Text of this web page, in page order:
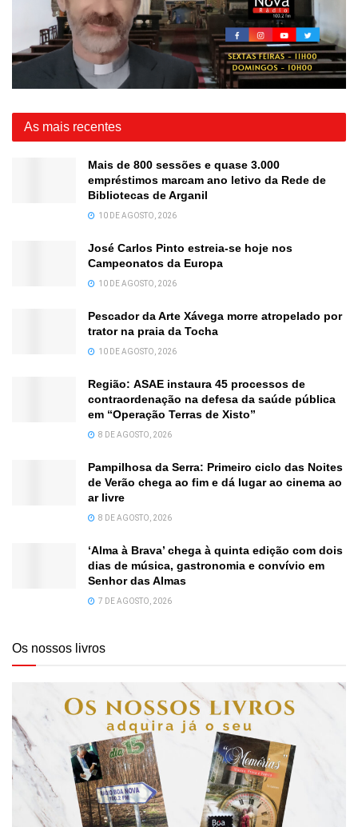
As mais recentes
Mais de 800 sessões e quase 3.000
empréstimos marcam ano letivo da Rede de
Bibliotecas de Arganil
10 DE AGOSTO, 2026
José Carlos Pinto estreia-se hoje nos
Campeonatos da Europa
10 DE AGOSTO, 2026
Pescador da Arte Xávega morre atropelado por
trator na praia da Tocha
10 DE AGOSTO, 2026
Região: ASAE instaura 45 processos de
contraordenação na defesa da saúde pública
em “Operação Terras de Xisto”
8 DE AGOSTO, 2026
Pampilhosa da Serra: Primeiro ciclo das Noites
de Verão chega ao fim e dá lugar ao cinema ao
ar livre
8 DE AGOSTO, 2026
‘Alma à Brava’ chega à quinta edição com dois
dias de música, gastronomia e convívio em
Senhor das Almas
7 DE AGOSTO, 2026
Os nossos livros